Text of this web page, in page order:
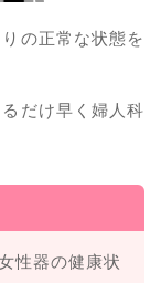
の正常な状態を
だけ早く婦人科
性器の健康状